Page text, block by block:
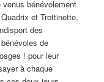
bénévolement
et Trottinette,
des
de
! pour leur
à chaque